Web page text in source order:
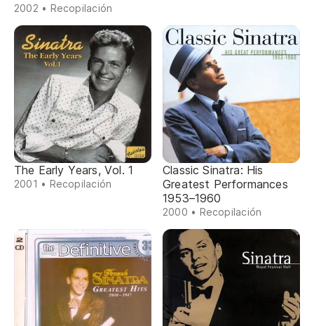
2002 • Recopilación
The Early Years, Vol. 1
2001 • Recopilación
Classic Sinatra: His
Greatest Performances
1953–1960
2000 • Recopilación